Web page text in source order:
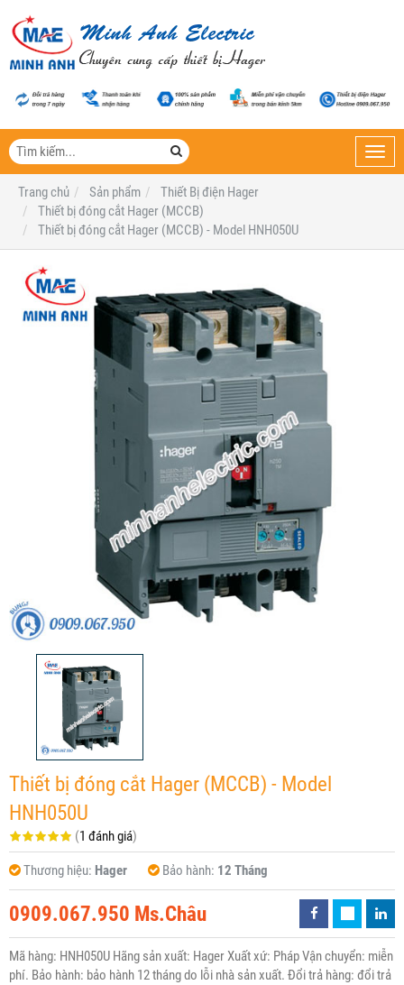
Trang chủ
Sản phẩm
Thiết Bị điện Hager
Thiết bị đóng cắt Hager (MCCB)
Thiết bị đóng cắt Hager (MCCB) - Model HNH050U
Thiết bị đóng cắt Hager (MCCB) - Model
HNH050U
(1 đánh giá)
Thương hiệu: Hager Bảo hành: 12 Tháng
0909.067.950 Ms.Châu
Mã hàng: HNH050U Hãng sản xuất: Hager Xuất xứ: Pháp Vận chuyển: miễn
phí. Bảo hành: bảo hành 12 tháng do lỗi nhà sản xuất. Đổi trả hàng: đổi trả